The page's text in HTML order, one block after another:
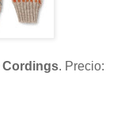
Cordings. Precio: